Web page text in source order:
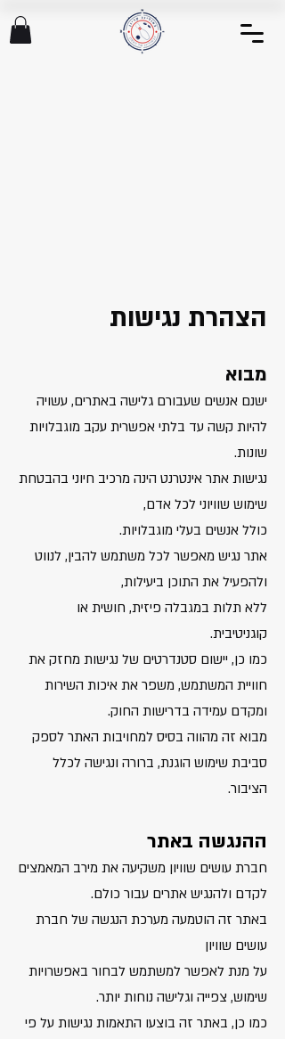
הצהרת נגישות
מבוא
ישנם אנשים שעבורם גלישה באתרים, עשויה
להיות קשה עד בלתי אפשרית עקב מוגבלויות
שונות.
נגישות אתר אינטרנט הינה מרכיב חיוני בהבטחת
שימוש שוויוני לכל אדם,
כולל אנשים בעלי מוגבלויות.
אתר נגיש מאפשר לכל משתמש להבין, לנווט
ולהפעיל את התוכן ביעילות,
ללא תלות במגבלה פיזית, חושית או
קוגניטיבית.
כמו כן, יישום סטנדרטים של נגישות מחזק את
חוויית המשתמש, משפר את איכות השירות
ומקדם עמידה בדרישות החוק.
מבוא זה מהווה בסיס למחויבות האתר לספק
סביבת שימוש הוגנת, ברורה ונגישה לכלל
הציבור.
ההנגשה באתר
חברת עושים שוויון משקיעה את מירב המאמצים
לקדם ולהנגיש אתרים עבור כולם.
באתר זה הוטמעה מערכת הנגשה של חברת
עושים שוויון
על מנת לאפשר למשתמש לבחור באפשרויות
שימוש, צפייה וגלישה נוחות יותר.
כמו כן, באתר זה בוצעו התאמות נגישות על פי